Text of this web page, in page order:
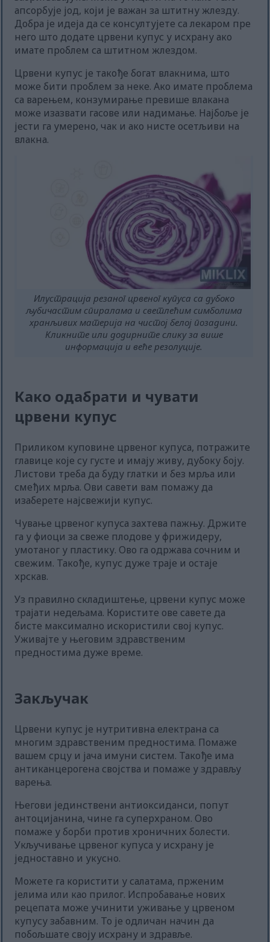
апсорбује јод, који је важан за штитну жлезду.
Добра је идеја да се консултујете са лекаром пре
него што додате црвени купус у исхрану ако
имате проблем са штитном жлездом.
Црвени купус је такође богат влакнима, што
може бити проблем за неке. Ако имате проблема
са варењем, конзумирање превише влакана
може изазвати гасове или надимање. Најбоље је
јести га умерено, чак и ако нисте осетљиви на
влакна.
Илустрација резаног црвеног купуса са дубоко
љубичастим спиралама и светлећим симболима
хранљивих материја на чистој белој позадини.
Кликните или додирните слику за више
информација и веће резолуције.
Како одабрати и чувати
црвени купус
Приликом куповине црвеног купуса, потражите
главице које су густе и имају живу, дубоку боју.
Листови треба да буду глатки и без мрља или
смеђих мрља. Ови савети вам помажу да
изаберете најсвежији купус.
Чување црвеног купуса захтева пажњу. Држите
га у фиоци за свеже плодове у фрижидеру,
умотаног у пластику. Ово га одржава сочним и
свежим. Такође, купус дуже траје и остаје
хрскав.
Уз правилно складиштење, црвени купус може
трајати недељама. Користите ове савете да
бисте максимално искористили свој купус.
Уживајте у његовим здравственим
предностима дуже време.
Закључак
Црвени купус је нутритивна електрана са
многим здравственим предностима. Помаже
вашем срцу и јача имуни систем. Такође има
антиканцерогена својства и помаже у здрављу
варења.
Његови јединствени антиоксиданси, попут
антоцијанина, чине га суперхраном. Ово
помаже у борби против хроничних болести.
Укључивање црвеног купуса у исхрану је
једноставно и укусно.
Можете га користити у салатама, прженим
јелима или као прилог. Испробавање нових
рецепата може учинити уживање у црвеном
купусу забавним. То је одличан начин да
побољшате своју исхрану и здравље.